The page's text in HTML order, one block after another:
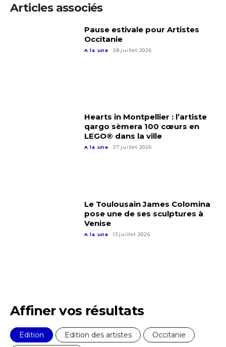
termes et conditions
* Champ obligatoire
Articles associés
Pause estivale pour Artistes
Occitanie
A la une 28 juillet 2026
Hearts in Montpellier : l’artiste
qargo sèmera 100 cœurs en
LEGO® dans la ville
A la une 27 juillet 2026
Le Toulousain James Colomina
pose une de ses sculptures à
Venise
A la une 13 juillet 2026
Affiner vos résultats
Edition Edition des artistes
Occitanie